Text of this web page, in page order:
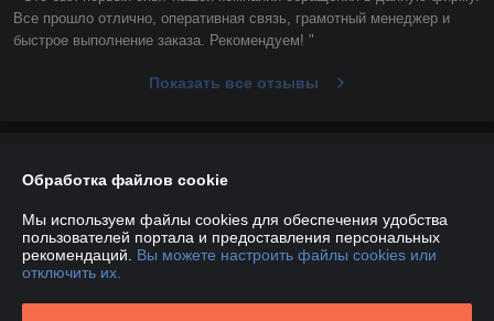
Все прошло отлично, оперативная связь, грамотный менеджер и
быстрое выполнение заказа. Рекомендуем! "
Показать все отзывы
Доставка и оплата
Обработка файлов cookie
Мы используем файлы cookies для обеспечения удобства
пользователей портала и предоставления персональных
рекомендаций. Вы можете настроить файлы cookies или
отключить их.